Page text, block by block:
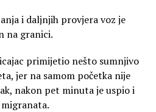
i daljnjih provjera voz je
na granici.
primijetio nešto sumnjivo
jer na samom početka nije
nakon pet minuta je uspio i